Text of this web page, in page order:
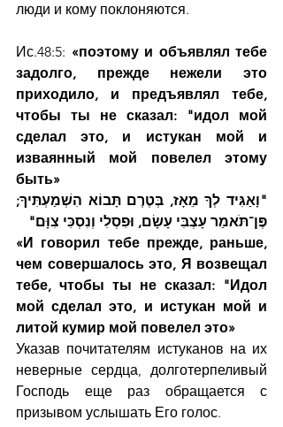
люди и кому поклоняются.
Ис.48:5: «поэтому и объявлял тебе
задолго, прежде нежели это
приходило, и предъявлял тебе,
чтобы ты не сказал: "идол мой
сделал это, и истукан мой и
изваянный мой повелел этому
быть»
פֶּן־תֹּאמַר עָצְבִּי עָשָׂם, וּפִסְלִי וְנִסְכִּי צִוָּם"
«И говорил тебе прежде, раньше,
чем совершалось это, Я возвещал
тебе, чтобы ты не сказал: "Идол
мой сделал это, и истукан мой и
литой кумир мой повелел это»
Указав почитателям истуканов на их
неверные сердца, долготерпеливый
Господь еще раз обращается с
призывом услышать Его голос.